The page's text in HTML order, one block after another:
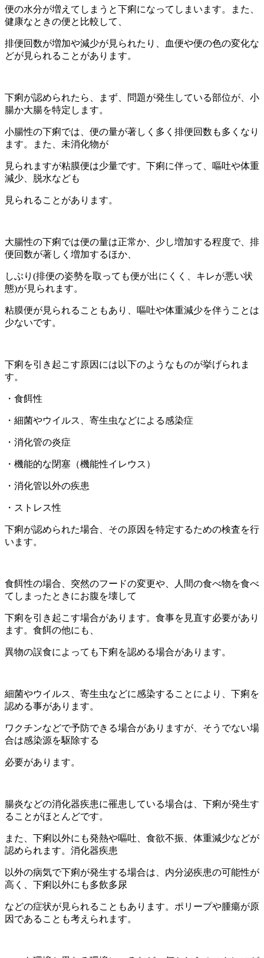
便の水分が増えてしまうと下痢になってしまいます。また、
健康なときの便と比較して、
排便回数が増加や減少が見られたり、血便や便の色の変化な
どが見られることがあります。
下痢が認められたら、まず、問題が発生している部位が、小
腸か大腸を特定します。
小腸性の下痢では、便の量が著しく多く排便回数も多くなり
ます。また、未消化物が
見られますが粘膜便は少量です。下痢に伴って、嘔吐や体重
減少、脱水なども
見られることがあります。
大腸性の下痢では便の量は正常か、少し増加する程度で、排
便回数が著しく増加するほか、
しぶり(排便の姿勢を取っても便が出にくく、キレが悪い状
態)が見られます。
粘膜便が見られることもあり、嘔吐や体重減少を伴うことは
少ないです。
下痢を引き起こす原因には以下のようなものが挙げられま
す。
・食餌性
・細菌やウイルス、寄生虫などによる感染症
・消化管の炎症
・機能的な閉塞（機能性イレウス）
・消化管以外の疾患
・ストレス性
下痢が認められた場合、その原因を特定するための検査を行
います。
食餌性の場合、突然のフードの変更や、人間の食べ物を食べ
てしまったときにお腹を壊して
下痢を引き起こす場合があります。食事を見直す必要があり
ます。食餌の他にも、
異物の誤食によっても下痢を認める場合があります。
細菌やウイルス、寄生虫などに感染することにより、下痢を
認める事があります。
ワクチンなどで予防できる場合がありますが、そうでない場
合は感染源を駆除する
必要があります。
腸炎などの消化器疾患に罹患している場合は、下痢が発生す
ることがほとんどです。
また、下痢以外にも発熱や嘔吐、食欲不振、体重減少などが
認められます。消化器疾患
以外の病気で下痢が発生する場合は、内分泌疾患の可能性が
高く、下痢以外にも多飲多尿
などの症状が見られることもあります。ポリープや腫瘍が原
因であることも考えられます。